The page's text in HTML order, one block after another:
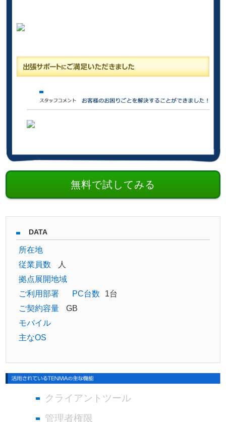
無料で試してみる
DATA
所在地
従業員数
人
拠点展開地域
ご利用部署
PC台数
1台
ご契約容量
GB
モバイル
主なOS
クライアントツール
管理者権限